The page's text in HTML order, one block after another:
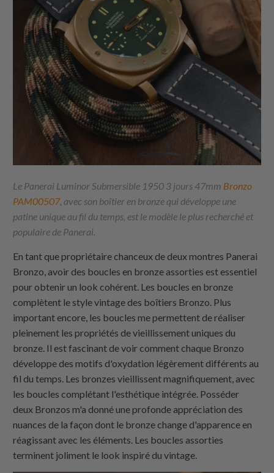
Le Panerai Luminor Submersible 1950 3 jours 47mm Bronzo
PAM00507, avec son boîtier en bronze qui développe une
patine unique au fil du temps, est le modèle le plus recherché et
populaire de Panerai.
En tant que propriétaire chanceux de deux montres Panerai
Bronzo, avoir des boucles en bronze assorties est essentiel
pour obtenir un look cohérent. Les boucles en bronze
complètent le style vintage des boîtiers Bronzo. Plus
important encore, les boucles me permettent de réaliser
pleinement les propriétés de vieillissement uniques du
bronze. Il est fascinant de voir comment chaque Bronzo
développe des motifs d'oxydation légèrement différents au
fil du temps. Les bronzes vieillissent magnifiquement, avec
les boucles complétant l'esthétique intégrée. Posséder
deux Bronzos m'a donné une profonde appréciation des
nuances de la façon dont le bronze change d'apparence en
réagissant avec les éléments. Les boucles assorties
terminent joliment le look inspiré du vintage.